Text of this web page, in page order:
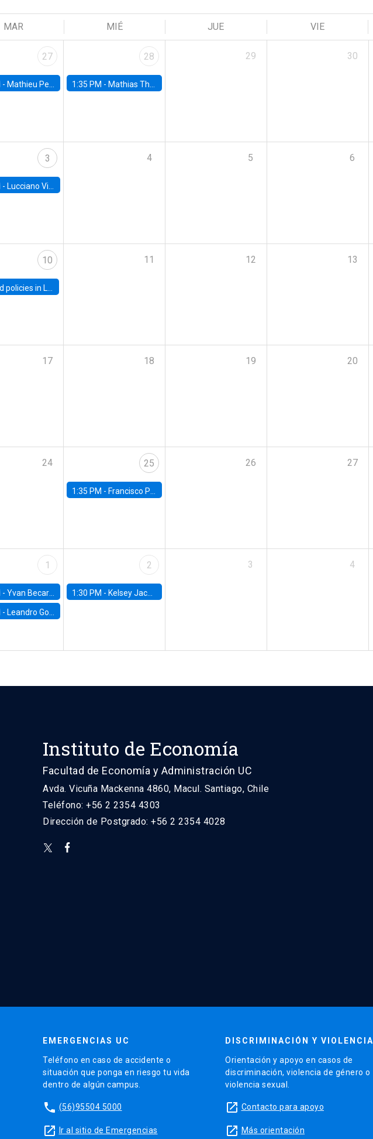
MAR MIÉ JUE VIE
27
- Mathieu Pedemonte, IDB
28
1:35 PM - Mathias Thoenig, University of Lausanne
29 30
3
- Lucciano Villacorta, Banco Central de Chile
4 5 6
from the Chilean Experience
10 11 12 13
17 18 19 20
24 25
1:35 PM - Francisco Pino, Universidad de Chile
26 27
1
- Yvan Becard, PUC Río
- Leandro Gorno, FGV EPGE Brazilian School of Economics and Finance
2
1:30 PM - Kelsey Jack, UC Berkeley
3 4
Instituto de Economía
Facultad de Economía y Administración UC
Avda. Vicuña Mackenna 4860, Macul. Santiago, Chile
Teléfono: +56 2 2354 4303
Dirección de Postgrado: +56 2 2354 4028
EMERGENCIAS UC
Teléfono en caso de accidente o
situación que ponga en riesgo tu vida
dentro de algún campus.
phone (56)95504 5000
launch Ir al sitio de Emergencias
DISCRIMINACIÓN Y VIOLENCIA
Orientación y apoyo en casos de
discriminación, violencia de género o
violencia sexual.
launch Contacto para apoyo
launch Más orientación